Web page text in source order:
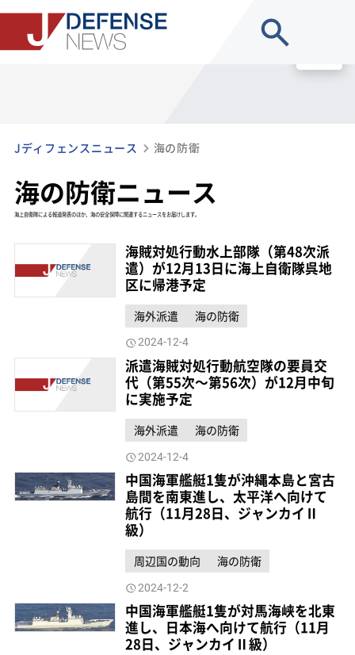
Jディフェンスニュース 海の防衛
海の防衛ニュース
海上自衛隊による報道発表のほか、海の安全保障に関連するニュースをお届けします。
海賊対処行動水上部隊（第48次派
遣）が12月13日に海上自衛隊呉地
区に帰港予定
海外派遣 海の防衛
2024-12-4
派遣海賊対処行動航空隊の要員交
代（第55次～第56次）が12月中旬
に実施予定
海外派遣 海の防衛
2024-12-4
中国海軍艦艇1隻が沖縄本島と宮古
島間を南東進し、太平洋へ向けて
航行（11月28日、ジャンカイⅡ
級）
周辺国の動向 海の防衛
2024-12-2
中国海軍艦艇1隻が対馬海峡を北東
進し、日本海へ向けて航行（11月
28日、ジャンカイⅡ級）